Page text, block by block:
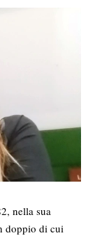
nella sua
doppio di cui